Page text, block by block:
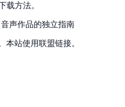
载方法。
声作品的独立指南
本站使用联盟链接。